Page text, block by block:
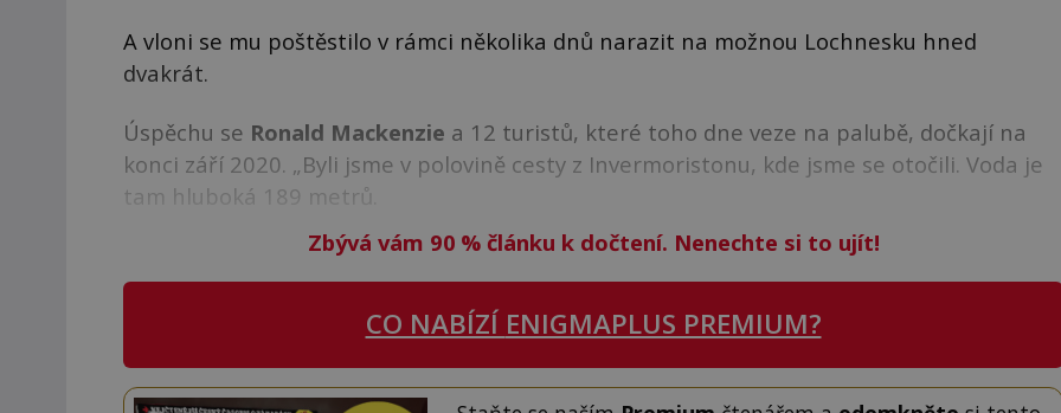
A vloni se mu poštěstilo v rámci několika dnů narazit na možnou Lochnesku hned
dvakrát.
Úspěchu se Ronald Mackenzie a 12 turistů, které toho dne veze na palubě, dočkají na
konci září 2020. „Byli jsme v polovině cesty z Invermoristonu, kde jsme se otočili. Voda je
tam hluboká 189 metrů.
Zbývá vám 90 %článku k dočtení. Nenechte si to ujít!
CO NABÍZÍ ENIGMAPLUS PREMIUM?